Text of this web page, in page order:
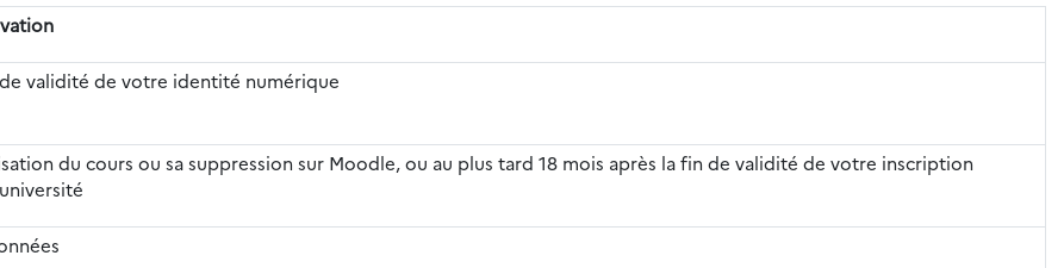
validité de votre identité numérique
du cours ou sa suppression sur Moodle, ou au plus tard 18 mois après la fin de validité de votre inscription